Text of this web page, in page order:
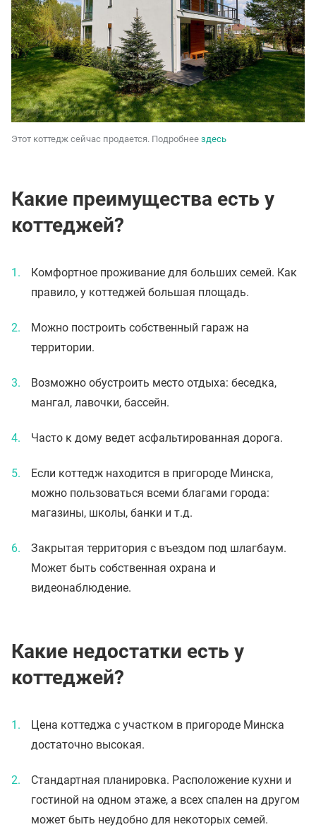
Этот коттедж сейчас продается. Подробнее здесь
Какие преимущества есть у
коттеджей?
Комфортное проживание для больших семей. Как
правило, у коттеджей большая площадь.
Можно построить собственный гараж на
территории.
Возможно обустроить место отдыха: беседка,
мангал, лавочки, бассейн.
Часто к дому ведет асфальтированная дорога.
Если коттедж находится в пригороде Минска,
можно пользоваться всеми благами города:
магазины, школы, банки и т.д.
Закрытая территория с въездом под шлагбаум.
Может быть собственная охрана и
видеонаблюдение.
Какие недостатки есть у
коттеджей?
Цена коттеджа с участком в пригороде Минска
достаточно высокая.
Стандартная планировка. Расположение кухни и
гостиной на одном этаже, а всех спален на другом
может быть неудобно для некоторых семей.